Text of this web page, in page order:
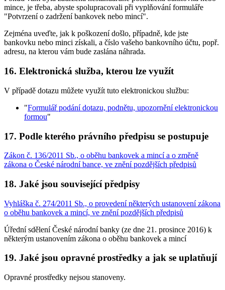
mince, je třeba, abyste spolupracovali při vyplňování formuláře
"Potvrzení o zadržení bankovek nebo mincí".
Zejména uveďte, jak k poškození došlo, případně, kde jste
bankovku nebo minci získali, a číslo vašeho bankovního účtu, popř.
adresu, na kterou vám bude zaslána náhrada.
16. Elektronická služba, kterou lze využít
V případě dotazu můžete využít tuto elektronickou službu:
"Formulář podání dotazu, podnětu, upozornění elektronickou
formou"
17. Podle kterého právního předpisu se postupuje
Zákon č. 136/2011 Sb., o oběhu bankovek a mincí a o změně
zákona o České národní bance, ve znění pozdějších předpisů
18. Jaké jsou související předpisy
Vyhláška č. 274/2011 Sb., o provedení některých ustanovení zákona
o oběhu bankovek a mincí, ve znění pozdějších předpisů
Úřední sdělení České národní banky (ze dne 21. prosince 2016) k
některým ustanovením zákona o oběhu bankovek a mincí
19. Jaké jsou opravné prostředky a jak se uplatňují
Opravné prostředky nejsou stanoveny.